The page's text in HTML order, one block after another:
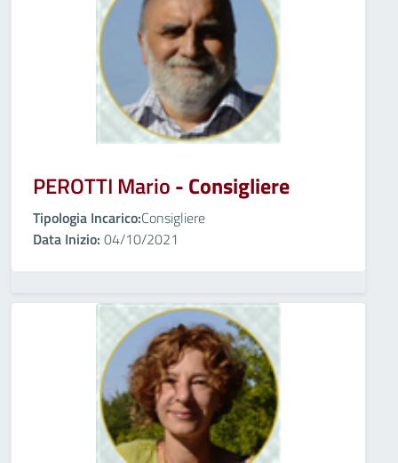
PEROTTI Mario- Consigliere
Tipologia Incarico:Consigliere
Data Inizio: 04/10/2021